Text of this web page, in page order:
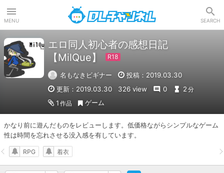
MENU SEARCH
エロ同人初心者の感想日記
【MilQue】
名もなきビギナー
投稿：2019.03.30
更新：2019.03.30
326 view 0 2 分
1 作品 ゲーム
かなり前に遊んだものをレビューします。低価格ながらシンプルなゲーム
性は時間を忘れさせる没入感を有しています。
RPG 着衣